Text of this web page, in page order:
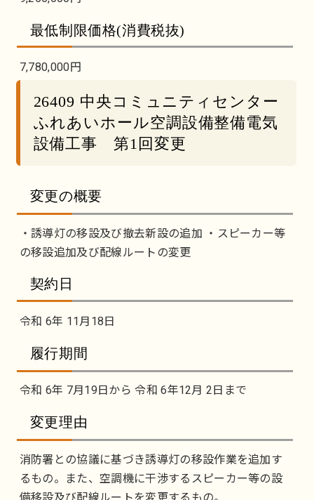
最低制限価格(消費税抜)
7,780,000円
26409 中央コミュニティセンター
ふれあいホール空調設備整備電気
設備工事 第1回変更
変更の概要
・誘導灯の移設及び撤去新設の追加 ・スピーカー等
の移設追加及び配線ルートの変更
契約日
令和 6年 11月18日
履行期間
令和 6年 7月19日から 令和 6年12月 2日まで
変更理由
消防署との協議に基づき誘導灯の移設作業を追加す
るもの。また、空調機に干渉するスピーカー等の設